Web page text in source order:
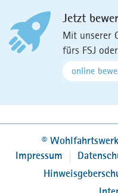
Jetzt
Mit unserer
fürs FSJ
online
©
Impressum